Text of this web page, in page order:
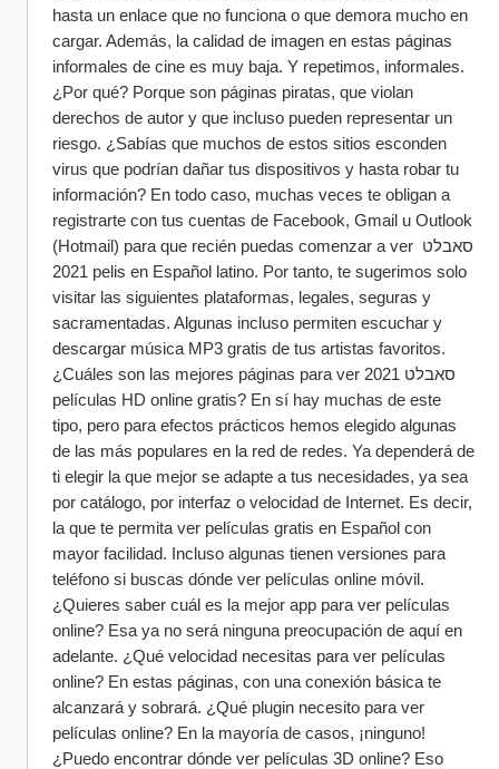
hasta un enlace que no funciona o que demora mucho en
cargar. Además, la calidad de imagen en estas páginas
informales de cine es muy baja. Y repetimos, informales.
¿Por qué? Porque son páginas piratas, que violan
derechos de autor y que incluso pueden representar un
riesgo. ¿Sabías que muchos de estos sitios esconden
virus que podrían dañar tus dispositivos y hasta robar tu
información? En todo caso, muchas veces te obligan a
registrarte con tus cuentas de Facebook, Gmail u Outlook
(Hotmail) para que recién puedas comenzar a ver סאבלט
2021 pelis en Español latino. Por tanto, te sugerimos solo
visitar las siguientes plataformas, legales, seguras y
sacramentadas. Algunas incluso permiten escuchar y
descargar música MP3 gratis de tus artistas favoritos.
¿Cuáles son las mejores páginas para ver סאבלט 2021
películas HD online gratis? En sí hay muchas de este
tipo, pero para efectos prácticos hemos elegido algunas
de las más populares en la red de redes. Ya dependerá de
ti elegir la que mejor se adapte a tus necesidades, ya sea
por catálogo, por interfaz o velocidad de Internet. Es decir,
la que te permita ver películas gratis en Español con
mayor facilidad. Incluso algunas tienen versiones para
teléfono si buscas dónde ver películas online móvil.
¿Quieres saber cuál es la mejor app para ver películas
online? Esa ya no será ninguna preocupación de aquí en
adelante. ¿Qué velocidad necesitas para ver películas
online? En estas páginas, con una conexión básica te
alcanzará y sobrará. ¿Qué plugin necesito para ver
películas online? En la mayoría de casos, ¡ninguno!
¿Puedo encontrar dónde ver películas 3D online? Eso